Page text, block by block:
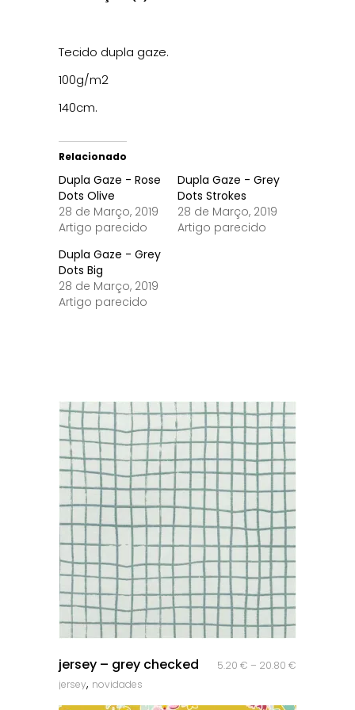
Tecido dupla gaze.
100g/m2
140cm.
Relacionado
Dupla Gaze - Rose
Dots Olive
28 de Março, 2019
Artigo parecido
Dupla Gaze - Grey
Dots Strokes
28 de Março, 2019
Artigo parecido
Dupla Gaze - Grey
Dots Big
28 de Março, 2019
Artigo parecido
jersey – grey checked 5.20 € – 20.80 €
jersey, novidades